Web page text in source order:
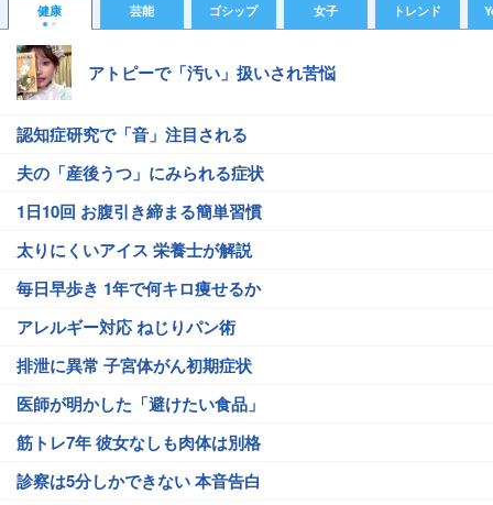
健康 芸能 ゴシップ 女子 トレンド
アトピーで「汚い」扱いされ苦悩
認知症研究で「音」注目される
夫の「産後うつ」にみられる症状
1日10回 お腹引き締まる簡単習慣
太りにくいアイス 栄養士が解説
毎日早歩き 1年で何キロ痩せるか
アレルギー対応 ねじりパン術
排泄に異常 子宮体がん初期症状
医師が明かした「避けたい食品」
筋トレ7年 彼女なしも肉体は別格
診察は5分しかできない 本音告白